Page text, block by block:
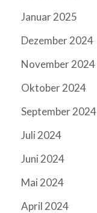
Januar 2025
Dezember 2024
November 2024
Oktober 2024
September 2024
Juli 2024
Juni 2024
Mai 2024
April 2024